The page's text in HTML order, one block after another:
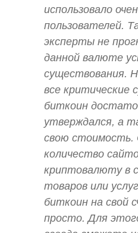
использовало
пользователей.
эксперты не
данной валюте
существования.
все критические
биткоин
утверждался, а
свою стоимость.
количество
криптовалюту в
товаров или
биткоин на свой
просто. Для